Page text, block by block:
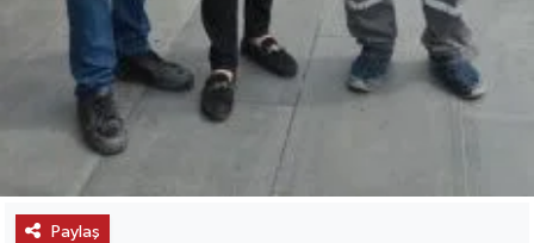
Paylaş